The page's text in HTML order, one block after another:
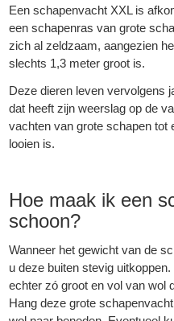
Een schapenvacht XXL is
een schapenras van grote
zich al zeldzaam, aangezien
slechts 1,3 meter groot is.
Deze dieren leven vervolgens
dat heeft zijn weerslag op de
vachten van grote schapen tot
looien is.
Hoe maak ik een
schoon?
Wanneer het gewicht van de
u deze buiten stevig
echter zó groot en vol van wol
Hang deze grote